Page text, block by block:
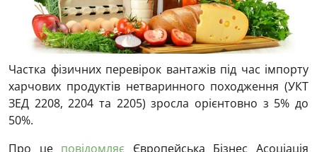
Частка фізичних перевірок вантажів під час імпорту
харчових продуктів нетваринного походження (УКТ
ЗЕД 2208, 2204 та 2205) зросла орієнтовно з 5% до
50%.
Про це повідомляє Європейська Бізнес Асоціація